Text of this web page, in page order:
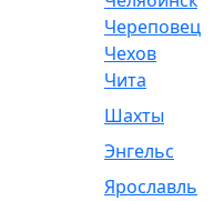
Череповец
Чехов
Чита
Шахты
Энгельс
Ярославль